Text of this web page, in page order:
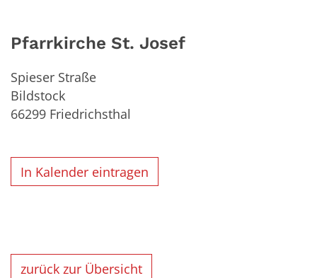
Pfarrkirche St. Josef
Spieser Straße
Bildstock
66299 Friedrichsthal
In Kalender eintragen
zurück zur Übersicht